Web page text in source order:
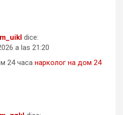
dice:
a las 21:20
24 часа нарколог на дом 24